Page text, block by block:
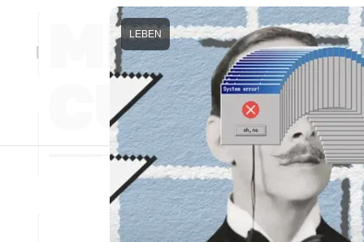
LEBEN